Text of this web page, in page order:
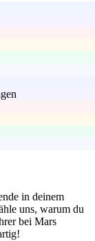
in deinem
uns, warum du
bei Mars